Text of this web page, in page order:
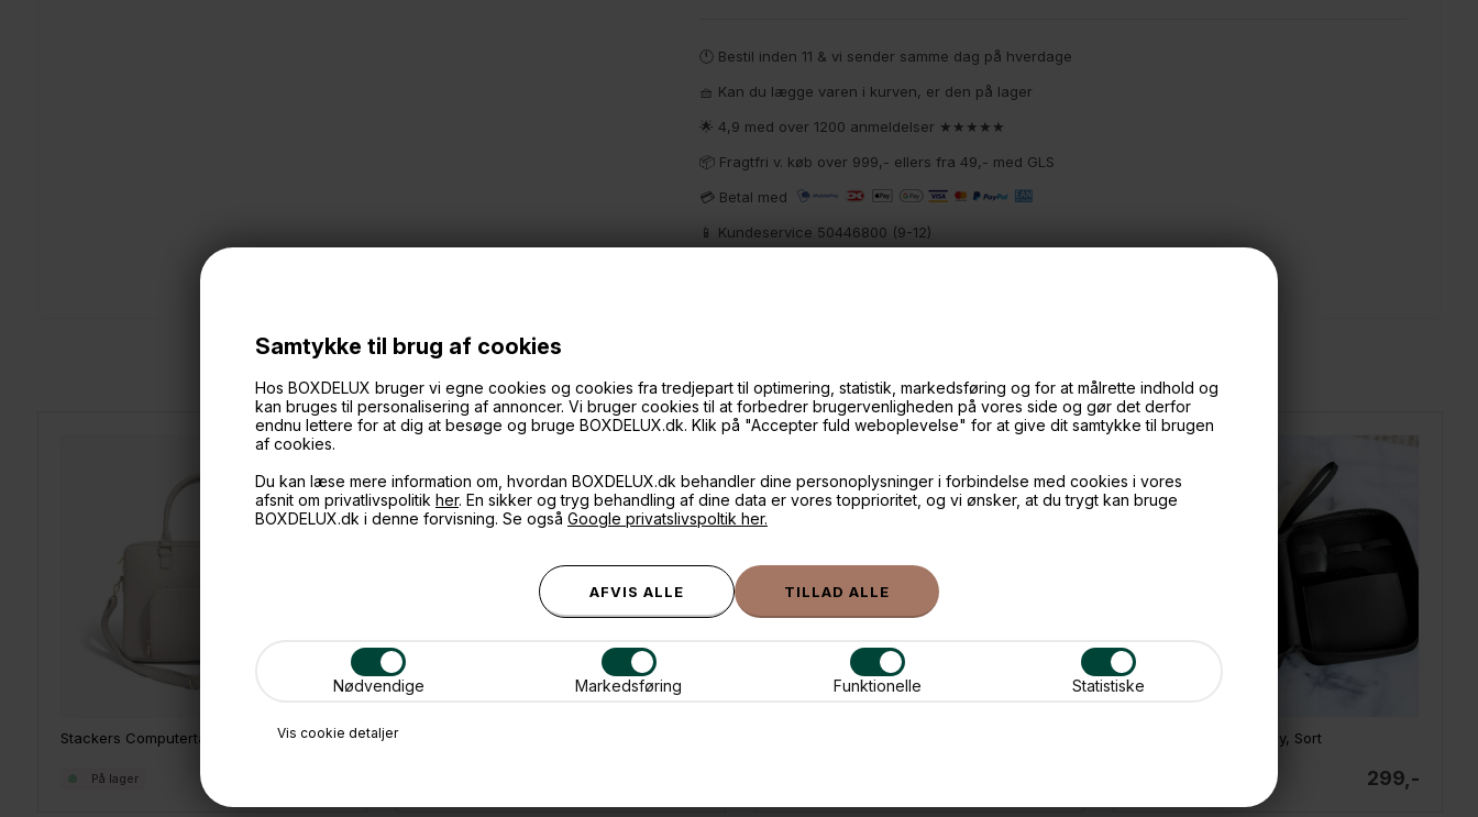
Samtykke til brug af cookies
Hos BOXDELUX bruger vi egne cookies og cookies fra tredjepart til optimering, statistik, markedsføring og for at målrette indhold og
kan bruges til personalisering af annoncer. Vi bruger cookies til at forbedrer brugervenligheden på vores side og gør det derfor
endnu lettere for at dig at besøge og bruge BOXDELUX.dk. Klik på "Accepter fuld weboplevelse" for at give dit samtykke til brugen
af cookies.
Du kan læse mere information om, hvordan BOXDELUX.dk behandler dine personoplysninger i forbindelse med cookies i vores
afsnit om privatlivspolitik her. En sikker og tryg behandling af dine data er vores topprioritet, og vi ønsker, at du trygt kan bruge
BOXDELUX.dk i denne forvisning. Se også Google privatslivspoltik her.
Nødvendige Markedsføring Funktionelle Statistiske
Vis cookie detaljer
🕚 Bestil inden 11 & vi sender samme dag på hverdage
🧺 Kan du lægge varen i kurven, er den på lager
🌟 4,9 med over 1200 anmeldelser ★★★★★
📦 Fragtfri v. køb over 999,- ellers fra 49,- med GLS
💳 Betal med
📱 Kundeservice 50446800 (9-12)
Stackers Computertaske - Taupe
På lager
Stackers - Cable Tidy, Sort
299,-